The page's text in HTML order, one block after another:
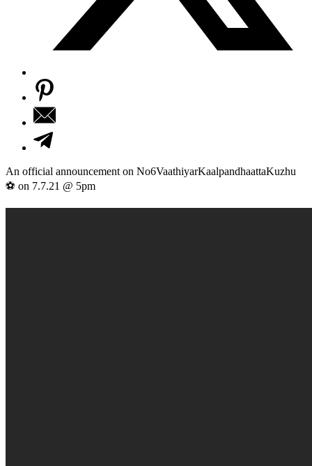
An official announcement on No6VaathiyarKaalpandhaattaKuzhu
⚽ on 7.7.21 @ 5pm